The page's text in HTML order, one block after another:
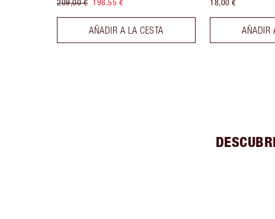
209,00 € 198,55 €
AÑADIR A LA CESTA
18,00 €
AÑADIR